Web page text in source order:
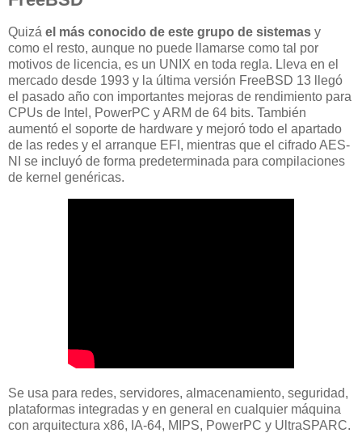
Quizá el más conocido de este grupo de sistemas y
como el resto, aunque no puede llamarse como tal por
motivos de licencia, es un UNIX en toda regla. Lleva en el
mercado desde 1993 y la última versión FreeBSD 13 llegó
el pasado año con importantes mejoras de rendimiento para
CPUs de Intel, PowerPC y ARM de 64 bits. También
aumentó el soporte de hardware y mejoró todo el apartado
de las redes y el arranque EFI, mientras que el cifrado AES-
NI se incluyó de forma predeterminada para compilaciones
de kernel genéricas.
Se usa para redes, servidores, almacenamiento, seguridad,
plataformas integradas y en general en cualquier máquina
con arquitectura x86, IA-64, MIPS, PowerPC y UltraSPARC.